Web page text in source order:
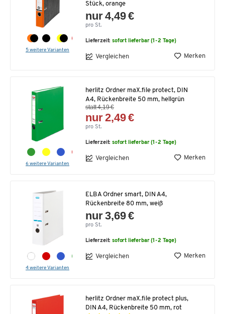
5 weitere Varianten
Stück, orange
nur 4,49 €
pro St.
Lieferzeit:sofort lieferbar (1-2 Tage)
Vergleichen Merken
6 weitere Varianten
herlitz Ordner maX.file protect, DIN
A4, Rückenbreite 50 mm, hellgrün
statt 4,19 €
nur 2,49 €
pro St.
Lieferzeit:sofort lieferbar (1-2 Tage)
Vergleichen Merken
4 weitere Varianten
ELBA Ordner smart, DIN A4,
Rückenbreite 80 mm, weiß
nur 3,69 €
pro St.
Lieferzeit:sofort lieferbar (1-2 Tage)
Vergleichen Merken
herlitz Ordner maX.file protect plus,
DIN A4, Rückenbreite 50 mm, rot